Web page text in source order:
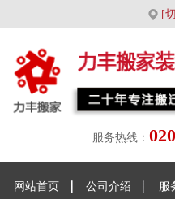
[
服务热线：
网站首页 公司介绍 服